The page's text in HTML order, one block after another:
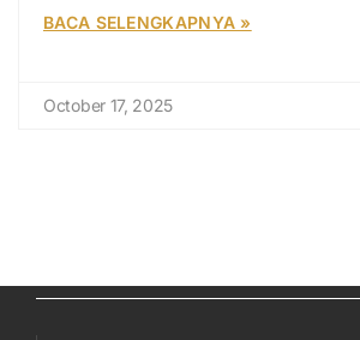
BACA SELENGKAPNYA »
October 17, 2025